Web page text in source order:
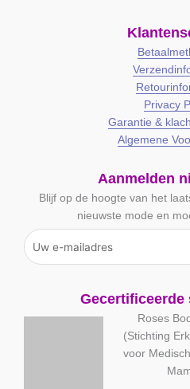
Privacy
Garantie &
Algemene
Aanmelden
Blijf op de hoogte van het
nieuwste mode en
Gecertificeerde
Roses
(Stichting
voor